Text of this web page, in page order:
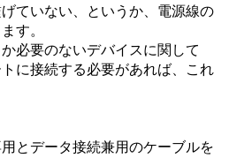
ていない、というか、電源線の
す。
必要のないデバイスに関して
に接続する必要があれば、これ
とデータ接続兼用のケーブルを